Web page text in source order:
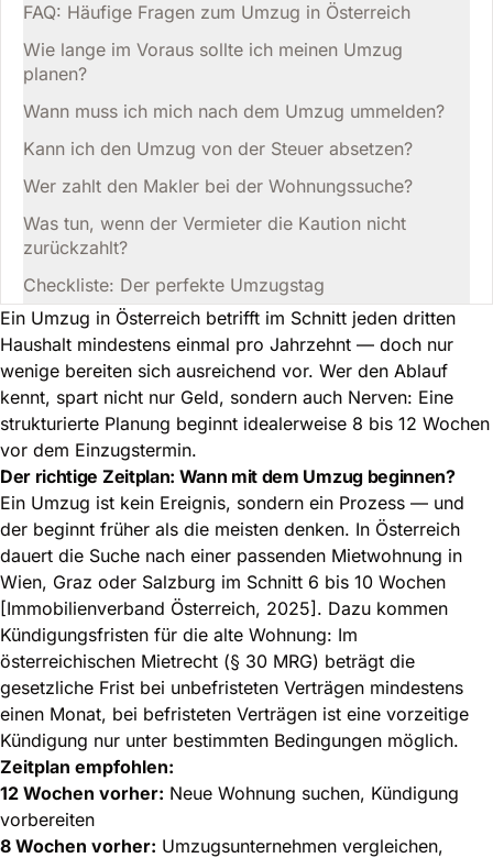
FAQ: Häufige Fragen zum Umzug in Österreich
Wie lange im Voraus sollte ich meinen Umzug
planen?
Wann muss ich mich nach dem Umzug ummelden?
Kann ich den Umzug von der Steuer absetzen?
Wer zahlt den Makler bei der Wohnungssuche?
Was tun, wenn der Vermieter die Kaution nicht
zurückzahlt?
Checkliste: Der perfekte Umzugstag
Ein Umzug in Österreich betrifft im Schnitt jeden dritten
Haushalt mindestens einmal pro Jahrzehnt — doch nur
wenige bereiten sich ausreichend vor. Wer den Ablauf
kennt, spart nicht nur Geld, sondern auch Nerven: Eine
strukturierte Planung beginnt idealerweise 8 bis 12 Wochen
vor dem Einzugstermin.
Der richtige Zeitplan: Wann mit dem Umzug beginnen?
Ein Umzug ist kein Ereignis, sondern ein Prozess — und
der beginnt früher als die meisten denken. In Österreich
dauert die Suche nach einer passenden Mietwohnung in
Wien, Graz oder Salzburg im Schnitt 6 bis 10 Wochen
[Immobilienverband Österreich, 2025]. Dazu kommen
Kündigungsfristen für die alte Wohnung: Im
österreichischen Mietrecht (§ 30 MRG) beträgt die
gesetzliche Frist bei unbefristeten Verträgen mindestens
einen Monat, bei befristeten Verträgen ist eine vorzeitige
Kündigung nur unter bestimmten Bedingungen möglich.
Zeitplan empfohlen:
12 Wochen vorher: Neue Wohnung suchen, Kündigung
vorbereiten
8 Wochen vorher: Umzugsunternehmen vergleichen,